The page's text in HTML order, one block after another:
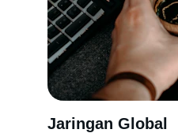
Jaringan Global